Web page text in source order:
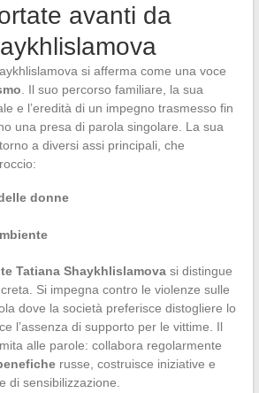
avanti da
si afferma come una voce
. Il suo percorso familiare, la sua
e l’eredità di un impegno trasmesso fin
una presa di parola singolare. La sua
a diversi assi principali, che
donne
Tatiana Shaykhlislamovasi distingue
Si impegna contro le violenze sulle
dove la società preferisce distogliere lo
l’assenza di supporto per le vittime. Il
alle parole: collabora regolarmente
russe, costruisce iniziative e
di sensibilizzazione.